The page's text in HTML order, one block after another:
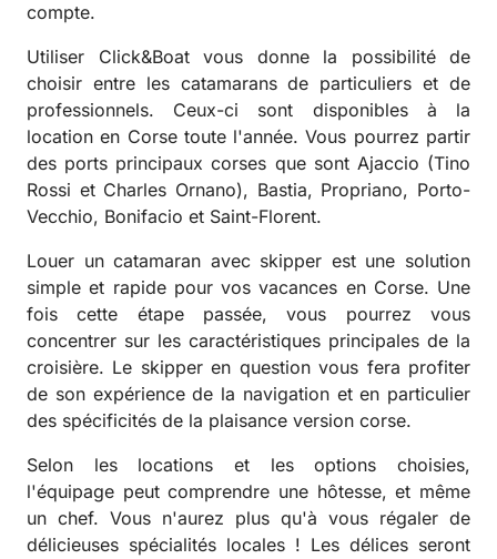
compte.
Utiliser Click&Boat vous donne la possibilité de
choisir entre les catamarans de particuliers et de
professionnels. Ceux-ci sont disponibles à la
location en Corse toute l'année. Vous pourrez partir
des ports principaux corses que sont Ajaccio (Tino
Rossi et Charles Ornano), Bastia, Propriano, Porto-
Vecchio, Bonifacio et Saint-Florent.
Louer un catamaran avec skipper est une solution
simple et rapide pour vos vacances en Corse. Une
fois cette étape passée, vous pourrez vous
concentrer sur les caractéristiques principales de la
croisière. Le skipper en question vous fera profiter
de son expérience de la navigation et en particulier
des spécificités de la plaisance version corse.
Selon les locations et les options choisies,
l'équipage peut comprendre une hôtesse, et même
un chef. Vous n'aurez plus qu'à vous régaler de
délicieuses spécialités locales ! Les délices seront